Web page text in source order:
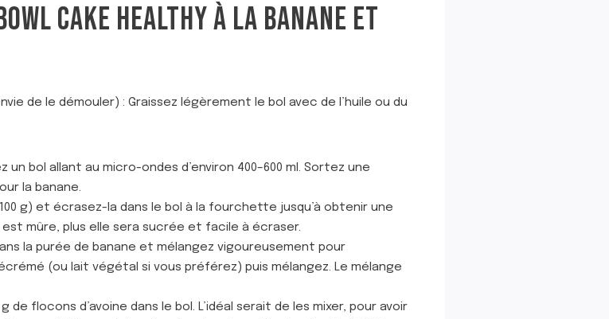
CAKE HEALTHY À LA BANANE ET
de le démouler) : Graissez légèrement le bol avec de l’huile ou du
un bol allant au micro-ondes d’environ 400–600 ml. Sortez une
la banane.
g) et écrasez-la dans le bol à la fourchette jusqu’à obtenir une
mûre, plus elle sera sucrée et facile à écraser.
la purée de banane et mélangez vigoureusement pour
(ou lait végétal si vous préférez) puis mélangez. Le mélange
de flocons d’avoine dans le bol. L’idéal serait de les mixer, pour avoir